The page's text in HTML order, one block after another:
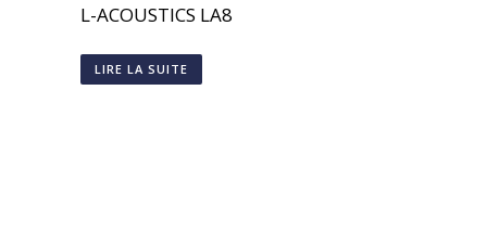
L-ACOUSTICS LA8
LIRE LA SUITE